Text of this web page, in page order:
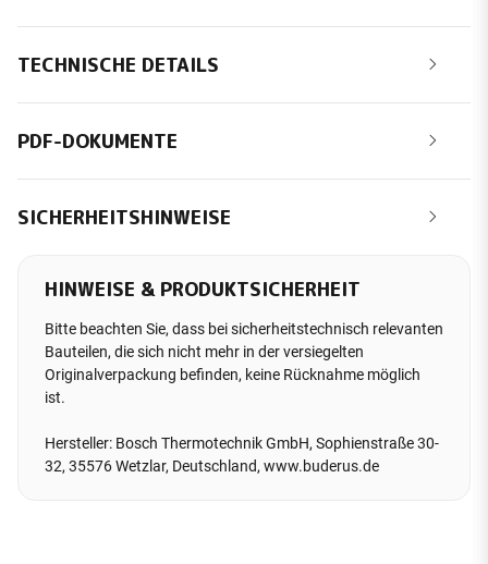
TECHNISCHE DETAILS
PDF-DOKUMENTE
SICHERHEITSHINWEISE
HINWEISE & PRODUKTSICHERHEIT
Bitte beachten Sie, dass bei sicherheitstechnisch relevanten
Bauteilen, die sich nicht mehr in der versiegelten
Originalverpackung befinden, keine Rücknahme möglich
ist.
Hersteller: Bosch Thermotechnik GmbH, Sophienstraße 30-
32, 35576 Wetzlar, Deutschland, www.buderus.de